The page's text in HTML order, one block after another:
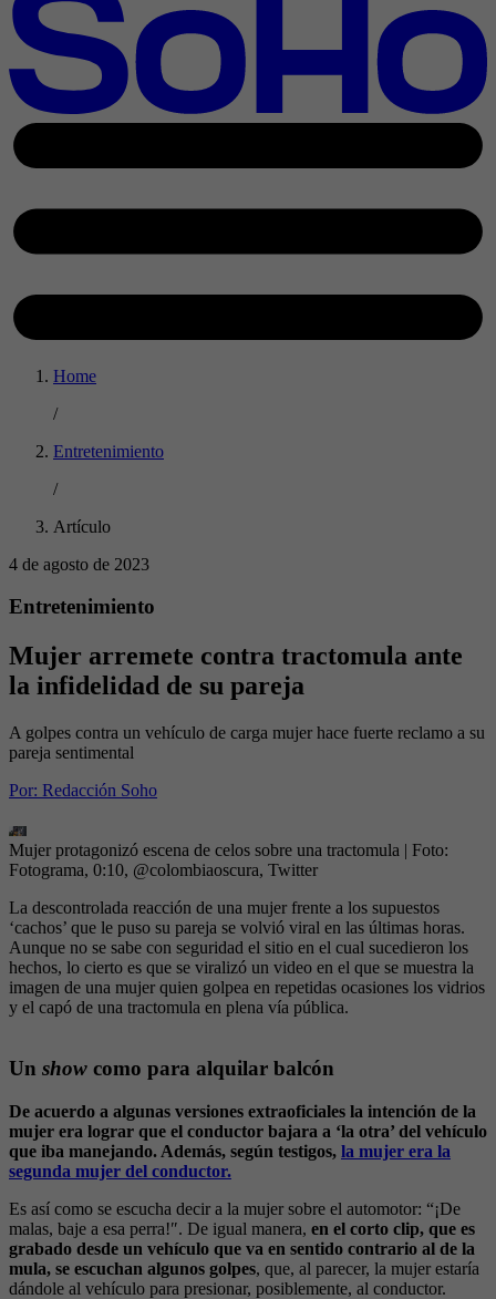
Home
/
Entretenimiento
/
Artículo
4 de agosto de 2023
Entretenimiento
Mujer arremete contra tractomula ante
la infidelidad de su pareja
A golpes contra un vehículo de carga mujer hace fuerte reclamo a su
pareja sentimental
Por: Redacción Soho
Mujer protagonizó escena de celos sobre una tractomula | Foto:
Fotograma, 0:10, @colombiaoscura, Twitter
La descontrolada reacción de una mujer frente a los supuestos
‘cachos’ que le puso su pareja se volvió viral en las últimas horas.
Aunque no se sabe con seguridad el sitio en el cual sucedieron los
hechos, lo cierto es que se viralizó un video en el que se muestra la
imagen de una mujer quien golpea en repetidas ocasiones los vidrios
y el capó de una tractomula en plena vía pública.
Un show como para alquilar balcón
De acuerdo a algunas versiones extraoficiales la intención de la
mujer era lograr que el conductor bajara a ‘la otra’ del vehículo
que iba manejando. Además, según testigos, la mujer era la
segunda mujer del conductor.
Es así como se escucha decir a la mujer sobre el automotor: “¡De
malas, baje a esa perra!″. De igual manera, en el corto clip, que es
grabado desde un vehículo que va en sentido contrario al de la
mula, se escuchan algunos golpes, que, al parecer, la mujer estaría
dándole al vehículo para presionar, posiblemente, al conductor.